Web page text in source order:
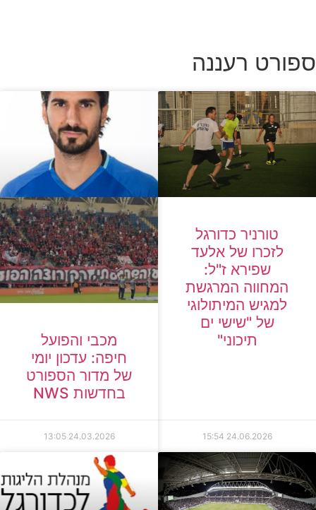
ספורט רעננה
טורניר כדורגל
לזכרו של אלעד
שפירא ז"ל:
המחווה המרגשת
למגיש המיתולוגי
של "שישי ים
תיכוני"
24.06.2026
15:54
מכבי והפועל
חיפה: עדכון יומי
של מדור הספורט
בחדשות NWS
24.03.2026
13:05